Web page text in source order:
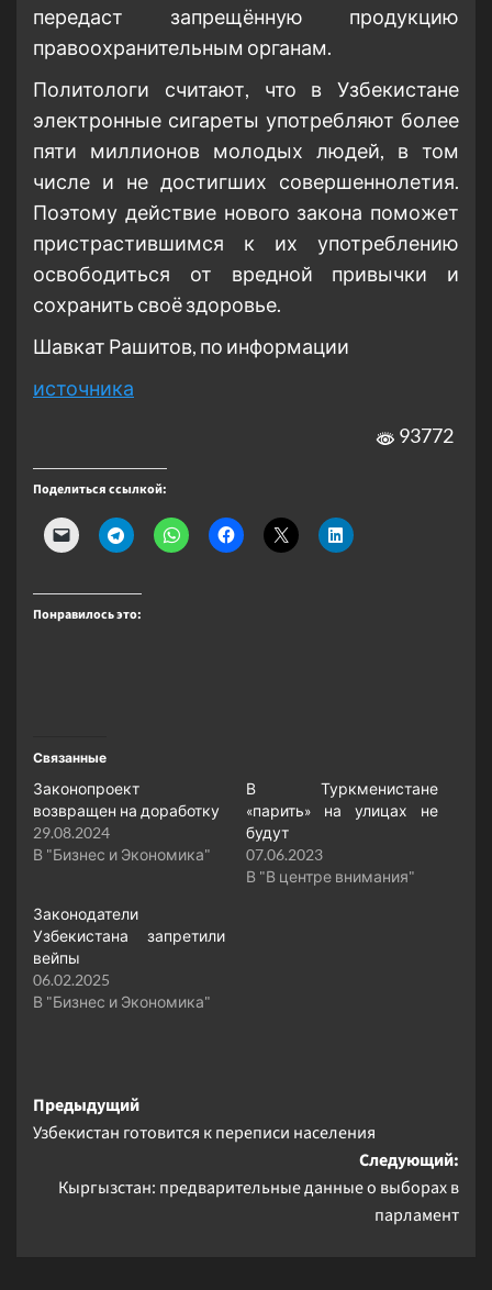
передаст запрещённую продукцию
правоохранительным органам.
Политологи считают, что в Узбекистане
электронные сигареты употребляют более
пяти миллионов молодых людей, в том
числе и не достигших совершеннолетия.
Поэтому действие нового закона поможет
пристрастившимся к их употреблению
освободиться от вредной привычки и
сохранить своё здоровье.
Шавкат Рашитов, по информации
источника
93772
Поделиться ссылкой:
Понравилось это:
Связанные
Законопроект
возвращен на доработку
29.08.2024
В "Бизнес и Экономика"
В Туркменистане
«парить» на улицах не
будут
07.06.2023
В "В центре внимания"
Законодатели
Узбекистана запретили
вейпы
06.02.2025
В "Бизнес и Экономика"
Навигация
записи
Предыдущий
Узбекистан готовится к переписи населения
Следующий:
Кыргызстан: предварительные данные о выборах в
парламент